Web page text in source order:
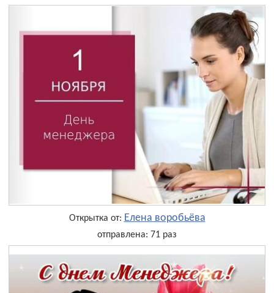
Открытка от: Елена воробьёва
отправлена: 71 раз